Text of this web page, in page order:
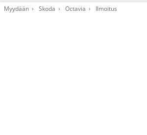
Myydään Skoda Octavia Ilmoitus